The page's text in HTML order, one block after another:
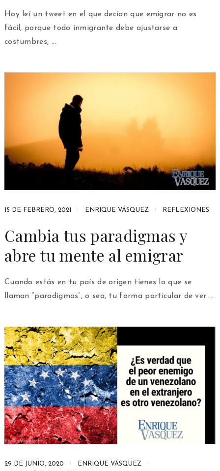
Hoy leí un tweet en el que decían que emigrar no es
fácil, porque todo inmigrante debe ajustarse a
costumbres, …
15 DE FEBRERO, 2021 ENRIQUE VÁSQUEZ REFLEXIONES
Cambia tus paradigmas y
abre tu mente al emigrar
Cuando estás en tu país de origen tienes lo que se
llaman “paradigmas”, o sea, tu forma particular de ver …
29 DE JUNIO, 2020
ENRIQUE VÁSQUEZ